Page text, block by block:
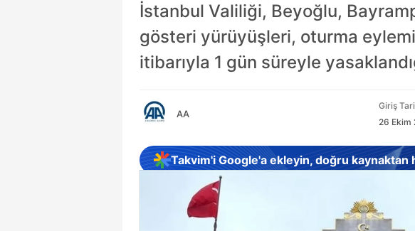
İstanbul Valiliği, Beyoğlu,
gösteri yürüyüşleri, oturma
itibarıyla 1 gün süreyle
AA
Giriş
26 Ekim
Takvim'i Google'a ekleyin, doğru kaynaktan